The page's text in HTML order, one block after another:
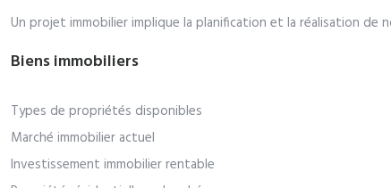
Un projet immobilier implique la planification et la réalisation
Biens immobiliers
Types de propriétés disponibles
Marché immobilier actuel
Investissement immobilier rentable